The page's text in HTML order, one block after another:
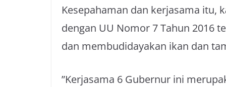
Kesepahaman dan kerjasama itu,
dengan UU Nomor 7 Tahun 2016
dan membudidayakan ikan dan
”Kerjasama 6 Gubernur ini